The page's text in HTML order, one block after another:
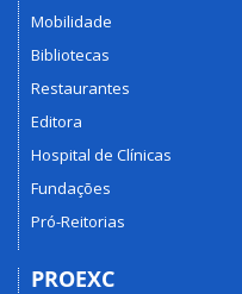
Mobilidade
Bibliotecas
Restaurantes
Editora
Hospital de Clínicas
Fundações
Pró-Reitorias
PROEXC